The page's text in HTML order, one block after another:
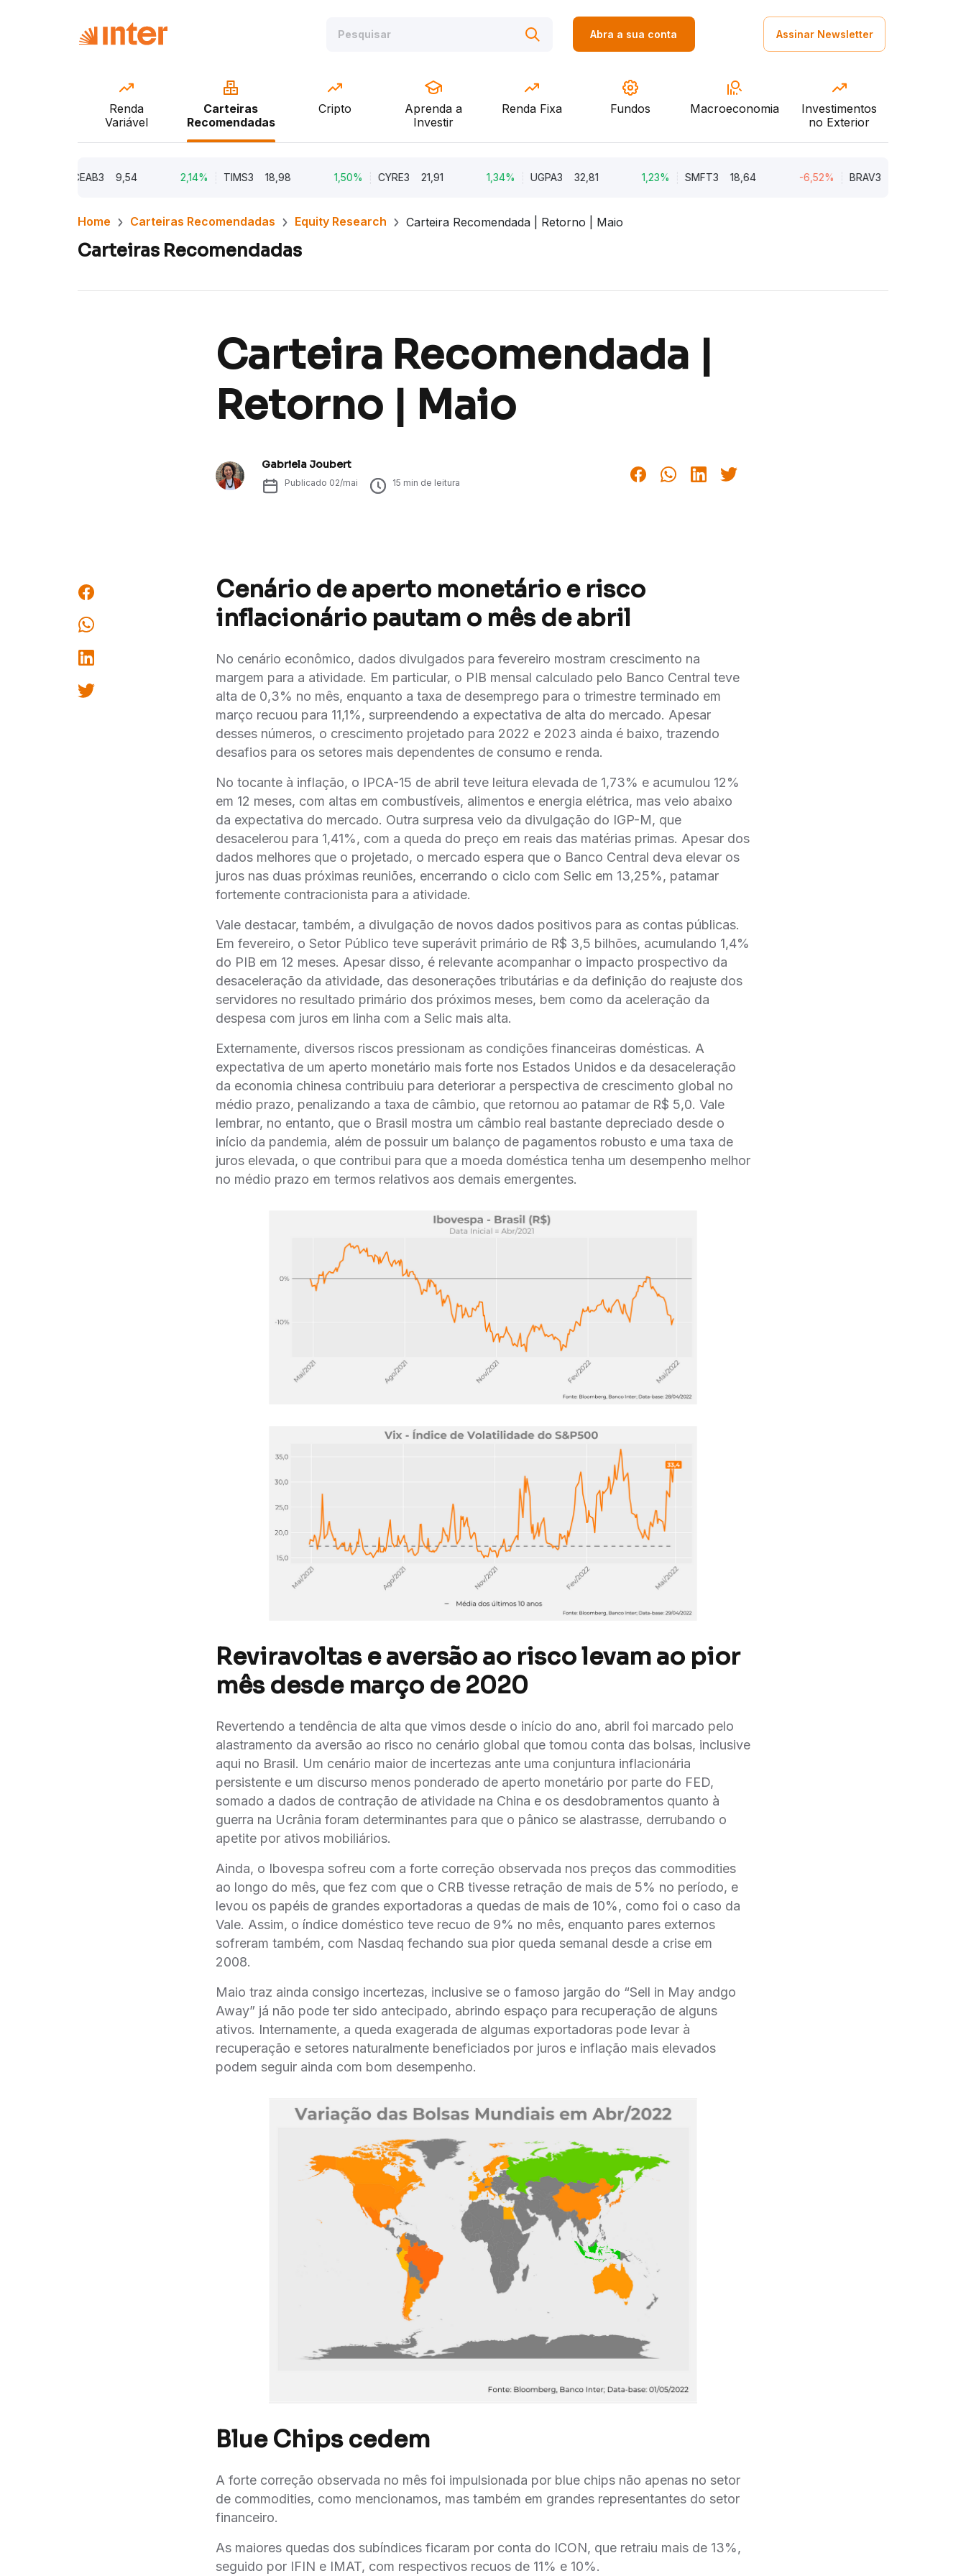
Abra a sua conta Assinar Newsletter
Renda
Variável
Carteiras
Recomendadas
Cripto
Aprenda a
Investir
Renda Fixa Fundos Macroeconomia
Investimentos
no Exterior
CEAB3 9,54 2,14% TIMS3 18,98 1,50% CYRE3 21,91 1,34% UGPA3 32,81 1,23% SMFT3 18,64 -6,52% BRAV3 18,63
Home Carteiras Recomendadas Equity Research Carteira Recomendada | Retorno | Maio
Carteiras Recomendadas
Carteira Recomendada |
Retorno | Maio
Gabriela Joubert
Publicado 02/mai 15 min de leitura
Cenário de aperto monetário e risco
inflacionário pautam o mês de abril
No cenário econômico, dados divulgados para fevereiro mostram crescimento na
margem para a atividade. Em particular, o PIB mensal calculado pelo Banco Central teve
alta de 0,3% no mês, enquanto a taxa de desemprego para o trimestre terminado em
março recuou para 11,1%, surpreendendo a expectativa de alta do mercado. Apesar
desses números, o crescimento projetado para 2022 e 2023 ainda é baixo, trazendo
desafios para os setores mais dependentes de consumo e renda.
No tocante à inflação, o IPCA-15 de abril teve leitura elevada de 1,73% e acumulou 12%
em 12 meses, com altas em combustíveis, alimentos e energia elétrica, mas veio abaixo
da expectativa do mercado. Outra surpresa veio da divulgação do IGP-M, que
desacelerou para 1,41%, com a queda do preço em reais das matérias primas. Apesar dos
dados melhores que o projetado, o mercado espera que o Banco Central deva elevar os
juros nas duas próximas reuniões, encerrando o ciclo com Selic em 13,25%, patamar
fortemente contracionista para a atividade.
Vale destacar, também, a divulgação de novos dados positivos para as contas públicas.
Em fevereiro, o Setor Público teve superávit primário de R$ 3,5 bilhões, acumulando 1,4%
do PIB em 12 meses. Apesar disso, é relevante acompanhar o impacto prospectivo da
desaceleração da atividade, das desonerações tributárias e da definição do reajuste dos
servidores no resultado primário dos próximos meses, bem como da aceleração da
despesa com juros em linha com a Selic mais alta.
Externamente, diversos riscos pressionam as condições financeiras domésticas. A
expectativa de um aperto monetário mais forte nos Estados Unidos e da desaceleração
da economia chinesa contribuiu para deteriorar a perspectiva de crescimento global no
médio prazo, penalizando a taxa de câmbio, que retornou ao patamar de R$ 5,0. Vale
lembrar, no entanto, que o Brasil mostra um câmbio real bastante depreciado desde o
início da pandemia, além de possuir um balanço de pagamentos robusto e uma taxa de
juros elevada, o que contribui para que a moeda doméstica tenha um desempenho melhor
no médio prazo em termos relativos aos demais emergentes.
Reviravoltas e aversão ao risco levam ao pior
mês desde março de 2020
Revertendo a tendência de alta que vimos desde o início do ano, abril foi marcado pelo
alastramento da aversão ao risco no cenário global que tomou conta das bolsas, inclusive
aqui no Brasil. Um cenário maior de incertezas ante uma conjuntura inflacionária
persistente e um discurso menos ponderado de aperto monetário por parte do FED,
somado a dados de contração de atividade na China e os desdobramentos quanto à
guerra na Ucrânia foram determinantes para que o pânico se alastrasse, derrubando o
apetite por ativos mobiliários.
Ainda, o Ibovespa sofreu com a forte correção observada nos preços das commodities
ao longo do mês, que fez com que o CRB tivesse retração de mais de 5% no período, e
levou os papéis de grandes exportadoras a quedas de mais de 10%, como foi o caso da
Vale. Assim, o índice doméstico teve recuo de 9% no mês, enquanto pares externos
sofreram também, com Nasdaq fechando sua pior queda semanal desde a crise em
2008.
Maio traz ainda consigo incertezas, inclusive se o famoso jargão do “Sell in May andgo
Away” já não pode ter sido antecipado, abrindo espaço para recuperação de alguns
ativos. Internamente, a queda exagerada de algumas exportadoras pode levar à
recuperação e setores naturalmente beneficiados por juros e inflação mais elevados
podem seguir ainda com bom desempenho.
Blue Chips cedem
A forte correção observada no mês foi impulsionada por blue chips não apenas no setor
de commodities, como mencionamos, mas também em grandes representantes do setor
financeiro.
As maiores quedas dos subíndices ficaram por conta do ICON, que retraiu mais de 13%,
seguido por IFIN e IMAT, com respectivos recuos de 11% e 10%.